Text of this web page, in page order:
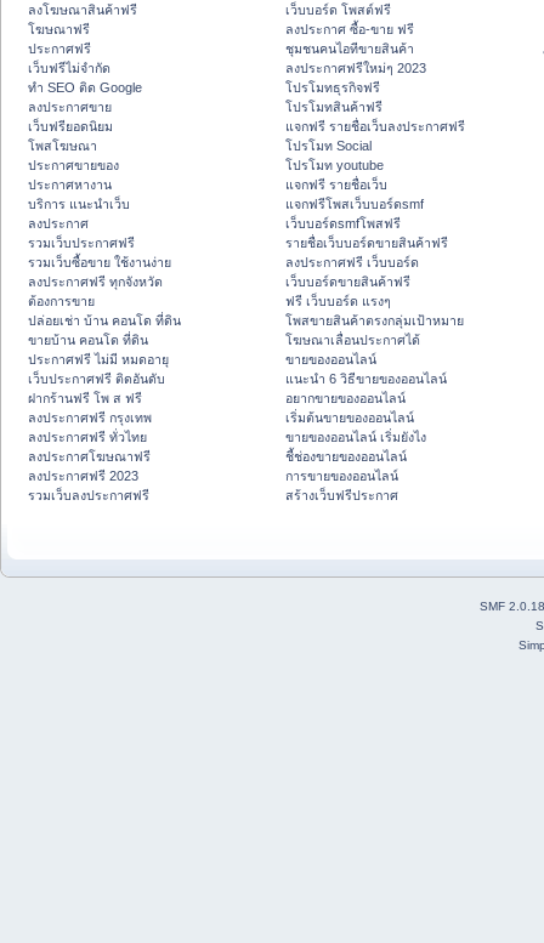
ลงโฆษณาสินค้าฟรี
โฆษณาฟรี
ประกาศฟรี
เว็บฟรีไม่จำกัด
ทำ SEO ติด Google
ลงประกาศขาย
เว็บฟรียอดนิยม
โพสโฆษณา
ประกาศขายของ
ประกาศหางาน
บริการ แนะนำเว็บ
ลงประกาศ
รวมเว็บประกาศฟรี
รวมเว็บซื้อขาย ใช้งานง่าย
ลงประกาศฟรี ทุกจังหวัด
ต้องการขาย
ปล่อยเช่า บ้าน คอนโด ที่ดิน
ขายบ้าน คอนโด ที่ดิน
ประกาศฟรี ไม่มี หมดอายุ
เว็บประกาศฟรี ติดอันดับ
ฝากร้านฟรี โพ ส ฟรี
ลงประกาศฟรี กรุงเทพ
ลงประกาศฟรี ทั่วไทย
ลงประกาศโฆษณาฟรี
ลงประกาศฟรี 2023
รวมเว็บลงประกาศฟรี
เว็บบอร์ด โพสต์ฟรี
ลงประกาศ ซื้อ-ขาย ฟรี
ชุมชนคนไอทีขายสินค้า
ลงประกาศฟรีใหม่ๆ 2023
โปรโมทธุรกิจฟรี
โปรโมทสินค้าฟรี
แจกฟรี รายชื่อเว็บลงประกาศฟรี
โปรโมท Social
โปรโมท youtube
แจกฟรี รายชื่อเว็บ
แจกฟรีโพสเว็บบอร์ดsmf
เว็บบอร์ดsmfโพสฟรี
รายชื่อเว็บบอร์ดขายสินค้าฟรี
ลงประกาศฟรี เว็บบอร์ด
เว็บบอร์ดขายสินค้าฟรี
ฟรี เว็บบอร์ด แรงๆ
โพสขายสินค้าตรงกลุ่มเป้าหมาย
โฆษณาเลื่อนประกาศได้
ขายของออนไลน์
แนะนำ 6 วิธีขายของออนไลน์
อยากขายของออนไลน์
เริ่มต้นขายของออนไลน์
ขายของออนไลน์ เริ่มยังไง
ชี้ช่องขายของออนไลน์
การขายของออนไลน์
สร้างเว็บฟรีประกาศ
SMF 2.0.18